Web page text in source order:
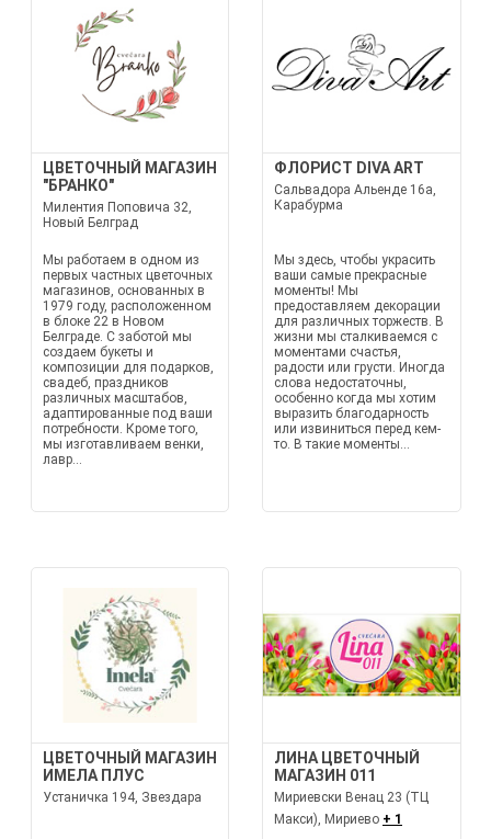
ЦВЕТОЧНЫЙ МАГАЗИН
"БРАНКО"
Милентия Поповича 32,
Новый Белград
Мы работаем в одном из
первых частных цветочных
магазинов, основанных в
1979 году, расположенном
в блоке 22 в Новом
Белграде. С заботой мы
создаем букеты и
композиции для подарков,
свадеб, праздников
различных масштабов,
адаптированные под ваши
потребности. Кроме того,
мы изготавливаем венки,
лавр...
ФЛОРИСТ DIVA ART
Сальвадора Альенде 16а,
Карабурма
Мы здесь, чтобы украсить
ваши самые прекрасные
моменты! Мы
предоставляем декорации
для различных торжеств. В
жизни мы сталкиваемся с
моментами счастья,
радости или грусти. Иногда
слова недостаточны,
особенно когда мы хотим
выразить благодарность
или извиниться перед кем-
то. В такие моменты...
ЦВЕТОЧНЫЙ МАГАЗИН
ИМЕЛА ПЛУС
Устаничка 194, Звездара
ЛИНА ЦВЕТОЧНЫЙ
МАГАЗИН 011
Мириевски Венац 23 (ТЦ
Макси), Мириево + 1